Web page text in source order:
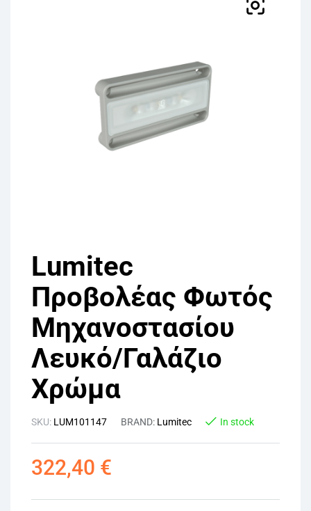
Lumitec
Προβολέας Φωτός
Μηχανοστασίου
Λευκό/Γαλάζιο
Χρώμα
SKU: LUM101147 BRAND: Lumitec In stock
322,40 €